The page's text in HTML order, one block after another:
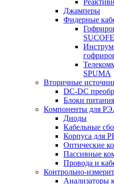
Джамперы
Фидерные
SPUMA
Вторичные
DC-DC
Блоки питания
Компоненты для
Диоды
Кабельные
Корпуса для
Оптические
Пассивные
Провода и
Контрольно-
Анализаторы